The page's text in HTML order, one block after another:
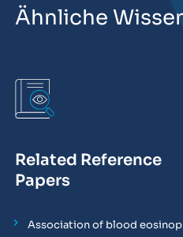
Ähnliche
Related Reference
Papers
Association of blood